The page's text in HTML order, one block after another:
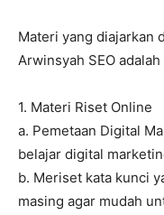
Materi yang diajarkan
Arwinsyah SEO adalah
1. Materi Riset Online
a. Pemetaan Digital
belajar digital
b. Meriset kata kunci
masing agar mudah